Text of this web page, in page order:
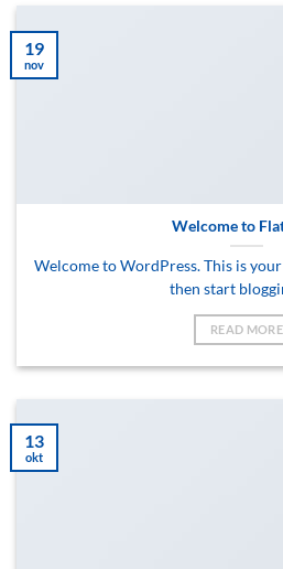
Welcome to
Welcome to WordPress. This is
then start
READ MORE
19
nov
13
okt